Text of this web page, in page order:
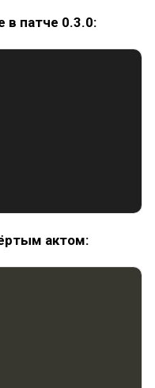
в патче 0.3.0:
актом: